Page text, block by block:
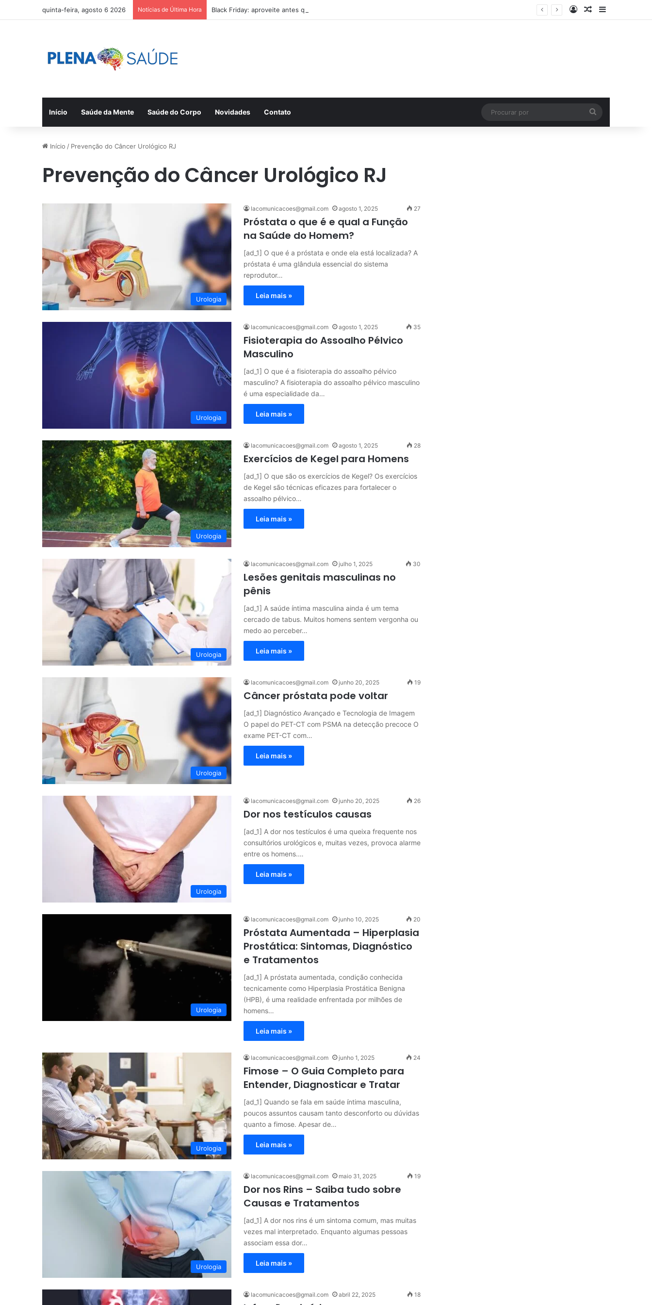
quinta-feira, agosto 6 2026 Notícias de Última Hora Black Friday: aproveite antes que acabe EntrarArtigo aleatório
Barra Lateral
Início Saúde da Mente Saúde do Corpo Novidades Contato
por
Início / Prevenção do Câncer Urológico RJ
Prevenção do Câncer Urológico RJ
Urologia
lacomunicacoes@gmail.com agosto 1, 2025 27
Próstata o que é e qual a Função
na Saúde do Homem?
[ad_1] O que é a próstata e onde ela está localizada? A
próstata é uma glândula essencial do sistema
reprodutor…
Leia mais »
Urologia
lacomunicacoes@gmail.com agosto 1, 2025 35
Fisioterapia do Assoalho Pélvico
Masculino
[ad_1] O que é a fisioterapia do assoalho pélvico
masculino? A fisioterapia do assoalho pélvico masculino
é uma especialidade da…
Leia mais »
Urologia
lacomunicacoes@gmail.com agosto 1, 2025 28
Exercícios de Kegel para Homens
[ad_1] O que são os exercícios de Kegel? Os exercícios
de Kegel são técnicas eficazes para fortalecer o
assoalho pélvico…
Leia mais »
Urologia
lacomunicacoes@gmail.com julho 1, 2025 30
Lesões genitais masculinas no
pênis
[ad_1] A saúde íntima masculina ainda é um tema
cercado de tabus. Muitos homens sentem vergonha ou
medo ao perceber…
Leia mais »
Urologia
lacomunicacoes@gmail.com junho 20, 2025 19
Câncer próstata pode voltar
[ad_1] Diagnóstico Avançado e Tecnologia de Imagem
O papel do PET-CT com PSMA na detecção precoce O
exame PET-CT com…
Leia mais »
Urologia
lacomunicacoes@gmail.com junho 20, 2025 26
Dor nos testículos causas
[ad_1] A dor nos testículos é uma queixa frequente nos
consultórios urológicos e, muitas vezes, provoca alarme
entre os homens.…
Leia mais »
Urologia
lacomunicacoes@gmail.com junho 10, 2025 20
Próstata Aumentada – Hiperplasia
Prostática: Sintomas, Diagnóstico
e Tratamentos
[ad_1] A próstata aumentada, condição conhecida
tecnicamente como Hiperplasia Prostática Benigna
(HPB), é uma realidade enfrentada por milhões de
homens…
Leia mais »
Urologia
lacomunicacoes@gmail.com junho 1, 2025 24
Fimose – O Guia Completo para
Entender, Diagnosticar e Tratar
[ad_1] Quando se fala em saúde íntima masculina,
poucos assuntos causam tanto desconforto ou dúvidas
quanto a fimose. Apesar de…
Leia mais »
Urologia
lacomunicacoes@gmail.com maio 31, 2025 19
Dor nos Rins – Saiba tudo sobre
Causas e Tratamentos
[ad_1] A dor nos rins é um sintoma comum, mas muitas
vezes mal interpretado. Enquanto algumas pessoas
associam essa dor…
Leia mais »
lacomunicacoes@gmail.com abril 22, 2025 18